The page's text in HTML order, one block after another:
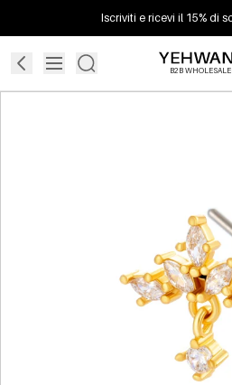
Iscriviti e ricevi il 15% di
B2B